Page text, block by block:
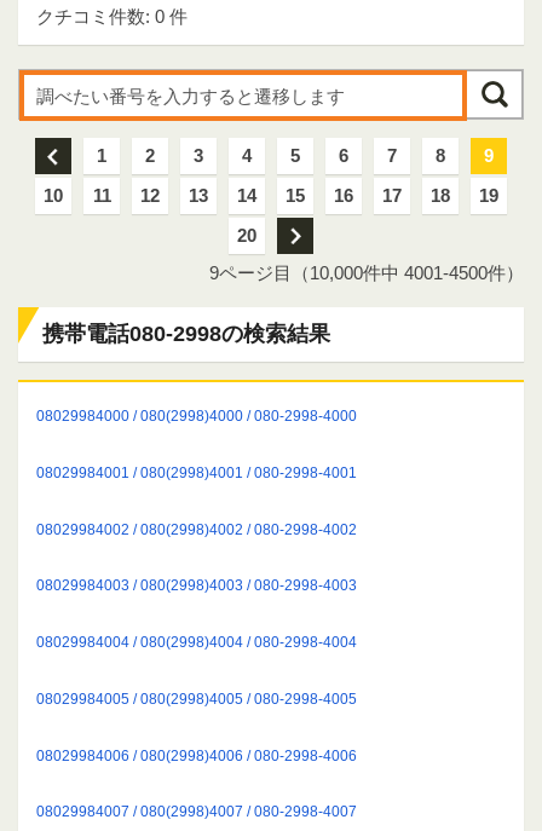
クチコミ件数: 0 件
前 1 2 3 4 5 6 7 8
9
10
11 12 13 14 15 16 17 18
19
20
次
9ページ目（10,000件中 4001-4500件）
携帯電話080-2998の検索結果
08029984000 / 080(2998)4000 / 080-2998-4000
08029984001 / 080(2998)4001 / 080-2998-4001
08029984002 / 080(2998)4002 / 080-2998-4002
08029984003 / 080(2998)4003 / 080-2998-4003
08029984004 / 080(2998)4004 / 080-2998-4004
08029984005 / 080(2998)4005 / 080-2998-4005
08029984006 / 080(2998)4006 / 080-2998-4006
08029984007 / 080(2998)4007 / 080-2998-4007